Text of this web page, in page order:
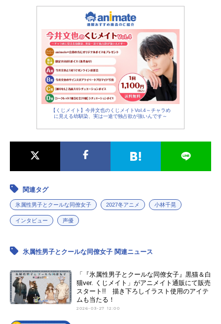
【くじメイト】今井文也のくじメイトVol.4～チャラめ
に見える幼馴染、実は一途で独占欲が強いんです～
関連タグ
氷属性男子とクールな同僚女子 2027冬アニメ 小林千晃
インタビュー 声優
氷属性男子とクールな同僚女子 関連ニュース
「『氷属性男子とクールな同僚女子』黒猫＆白
猫ver. くじメイト」がアニメイト通販にて販売
スタート!! 描き下ろしイラスト使用のアイテ
ムも当たる！
2026-03-27 12:00